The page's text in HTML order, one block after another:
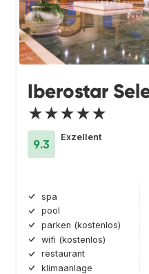
Iberostar
★★★★★
9.3
Exzellent
spa
pool
parken (kostenlos)
wifi (kostenlos)
restaurant
klimaanlage